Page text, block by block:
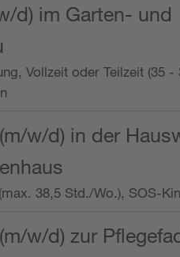
d) im Garten- und
Vollzeit oder Teilzeit (35
w/d) in der
38,5 Std./Wo.), SOS-
w/d) zur